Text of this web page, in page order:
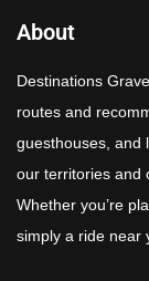
About
Destinations
routes and
guesthouses, and
our territories and
Whether you’re
simply a ride near